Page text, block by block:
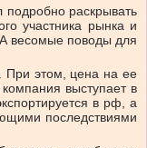
подробно раскрывать
участника рынка и
А весомые поводы для
При этом, цена на ее
выступает в
в рф, а
последствиями